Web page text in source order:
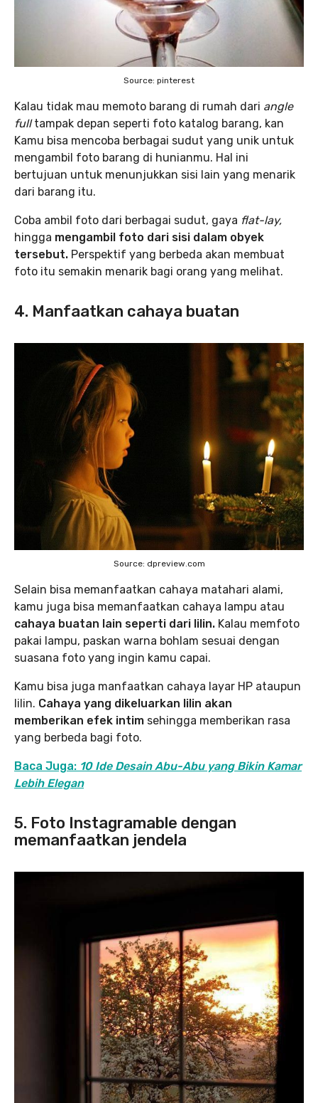
Source: pinterest
Kalau tidak mau memoto barang di rumah dari angle
fulltampak depan seperti foto katalog barang, kan
Kamu bisa mencoba berbagai sudut yang unik untuk
mengambil foto barang di hunianmu. Hal ini
bertujuan untuk menunjukkan sisi lain yang menarik
dari barang itu.
Coba ambil foto dari berbagai sudut, gaya flat-lay,
hingga mengambil foto dari sisi dalam obyek
tersebut. Perspektif yang berbeda akan membuat
foto itu semakin menarik bagi orang yang melihat.
4. Manfaatkan cahaya buatan
Source: dpreview.com
Selain bisa memanfaatkan cahaya matahari alami,
kamu juga bisa memanfaatkan cahaya lampu atau
cahaya buatan lain seperti dari lilin. Kalau memfoto
pakai lampu, paskan warna bohlam sesuai dengan
suasana foto yang ingin kamu capai.
Kamu bisa juga manfaatkan cahaya layar HP ataupun
lilin. Cahaya yang dikeluarkan lilin akan
memberikan efek intim sehingga memberikan rasa
yang berbeda bagi foto.
Baca Juga: 10 Ide Desain Abu-Abu yang Bikin Kamar
Lebih Elegan
5. Foto Instagramable dengan
memanfaatkan jendela